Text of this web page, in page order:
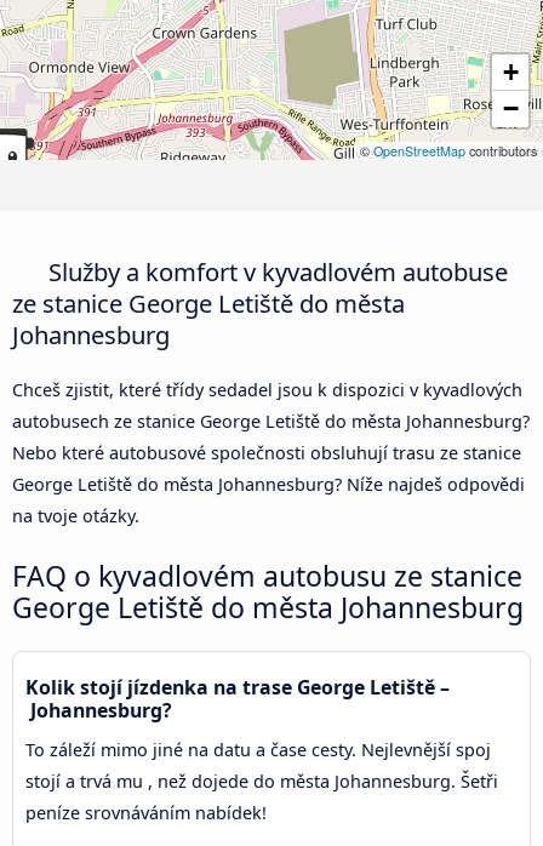
+
−
©OpenStreetMap contributors
Služby a komfort v kyvadlovém autobuse
ze stanice George Letiště do města
Johannesburg
Chceš zjistit, které třídy sedadel jsou k dispozici v kyvadlových
autobusech ze stanice George Letiště do města Johannesburg?
Nebo které autobusové společnosti obsluhují trasu ze stanice
George Letiště do města Johannesburg? Níže najdeš odpovědi
na tvoje otázky.
FAQ o kyvadlovém autobusu ze stanice
George Letiště do města Johannesburg
Kolik stojí jízdenka na trase George Letiště –
Johannesburg?
To záleží mimo jiné na datu a čase cesty. Nejlevnější spoj
stojí a trvá mu , než dojede do města Johannesburg. Šetři
peníze srovnáváním nabídek!